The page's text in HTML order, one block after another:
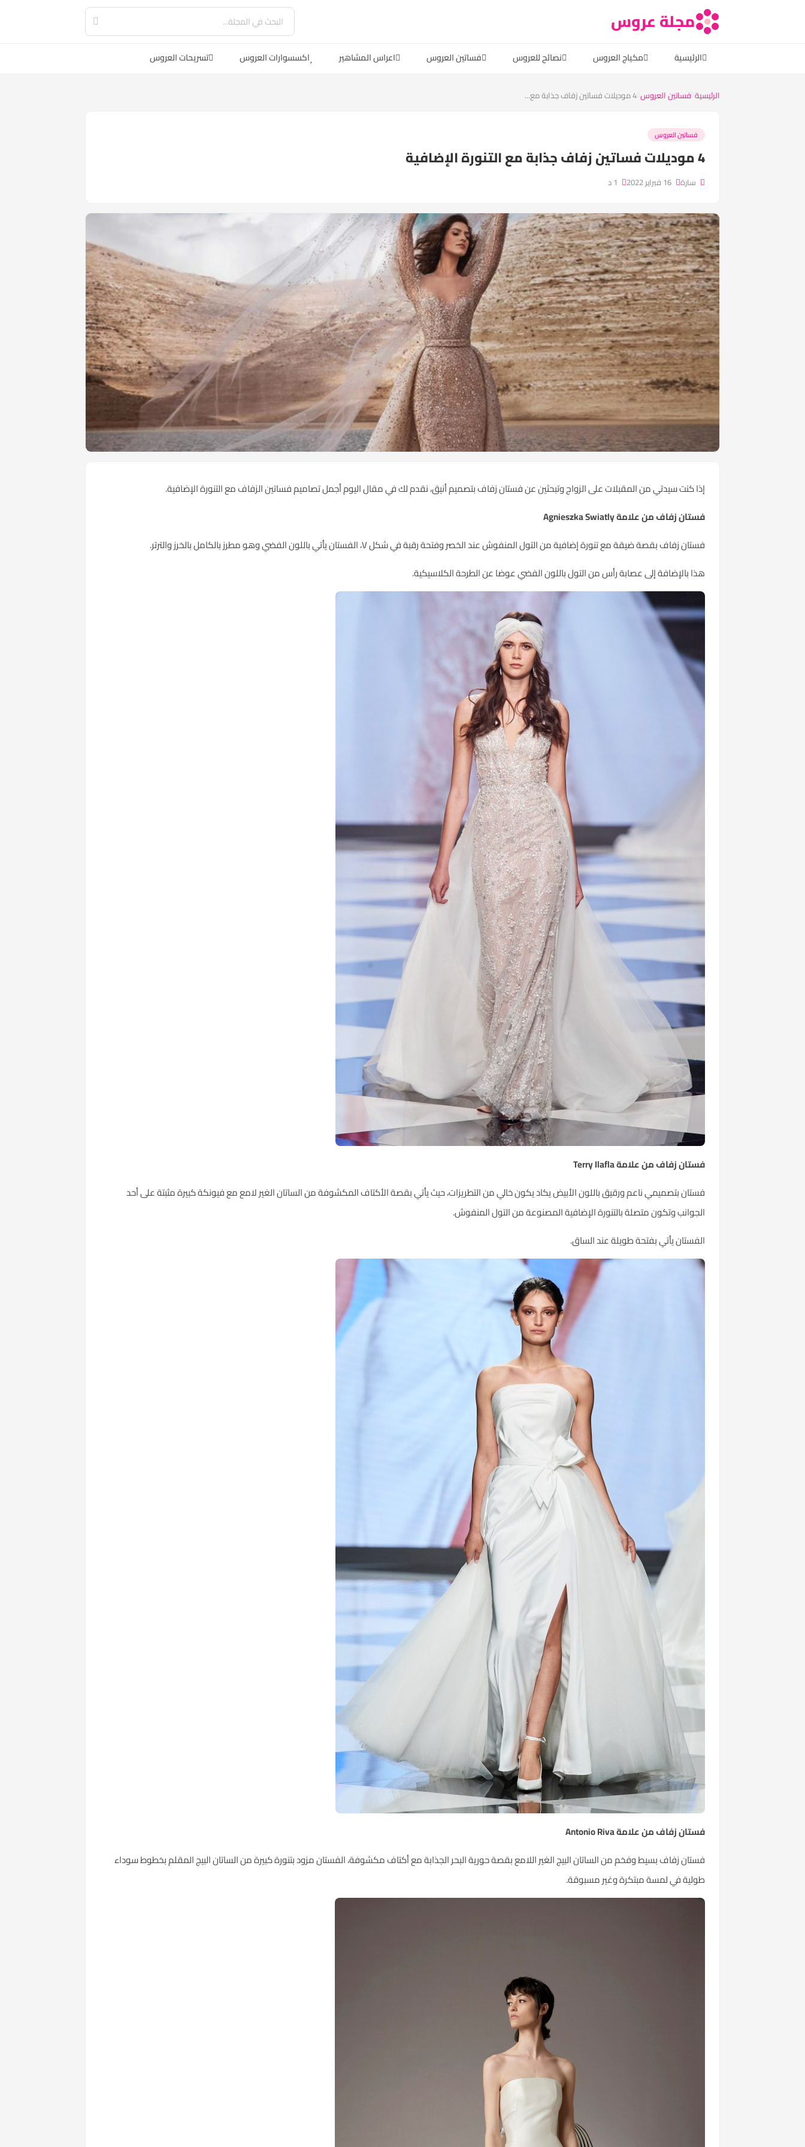
مجلة عروس
الرئيسية مكياج العروس نصائح للعروس فساتين العروس اعراس المشاهير اكسسوارات العروس تسريحات العروس
الرئيسية فساتين العروس 4 موديلات فساتين زفاف جذابة مع...
فساتين العروس
4 موديلات فساتين زفاف جذابة مع التنورة الإضافية
سارة
إذا كنت سيدتي من المقبلات على الزواج وتبحثين عنفستان زفافبتصميم أنيق، نقدم لك في مقال اليوم أجمل تصاميم فساتين الزفاف مع التنورة الإضافية.
فستان زفاف من علامة Agnieszka Swiatly
فستان زفاف بقصة ضيقة مع تنورة إضافية من التول المنفوش عند الخصر وفتحة رقبة في شكل V، الفستان يأتي باللون الفضي وهو مطرز بالكامل بالخرز والترتر.
هذا بالإضافة إلى عصابة رأس من التول باللون الفضي عوضا عن الطرحة الكلاسيكية.
فستان زفاف من علامة Terry Ilafla
فستان بتصميمي ناعم ورقيق باللون الأبيض يكاد يكون خالي من التطريزات، حيث يأتي بقصة الأكتاف المكشوفة من الساتان الغير لامع مع فيونكة كبيرة مثبتة على أحد
الجوانب وتكون متصلة بالتنورة الإضافية المصنوعة من التول المنفوش.
الفستان يأتي بفتحة طويلة عند الساق.
فستان زفاف من علامة Antonio Riva
فستان زفاف بسيط وفخم من الساتان البيج الغير اللامع بقصة حورية البحر الجذابة مع أكتاف مكشوفة، الفستان مزود بتنورة كبيرة من الساتان البيج المقلم بخطوط سوداء
طولية في لمسة مبتكرة وغير مسبوقة.